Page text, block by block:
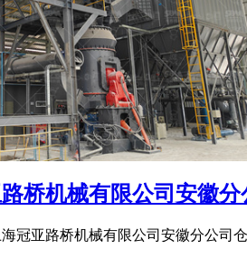
桥机械有限公司安徽分
冠亚路桥机械有限公司安徽分公司